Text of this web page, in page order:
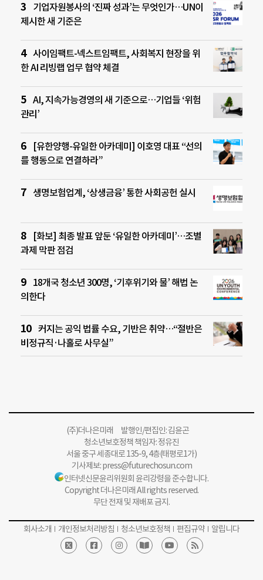
기업자원봉사의 ‘진짜 성과’는 무엇인가…UN이
제시한 새 기준은
사이임팩트-넥스트임팩트, 사회복지 현장을 위
한 AI 리빙랩 업무 협약 체결
AI, 지속가능경영의 새 기준으로…기업들 ‘위험
관리’
[유한양행-유일한 아카데미] 이호영 대표 “선의
를 행동으로 연결하라”
생명보험업계, ‘상생금융’ 통한 사회공헌 실시
[화보] 최종 발표 앞둔 ‘유일한 아카데미’…조별
과제 막판 점검
18개국 청소년 300명, ‘기후위기와 물’ 해법 논
의한다
커지는 공익 법률 수요, 기반은 취약…“절반은
비정규직·나홀로 사무실”
(주)더나은미래 발행인/편집인: 김윤곤
청소년보호정책 책임자: 정유진
서울 중구 세종대로 135-9, 4층(태평로1가)
기사제보:press@futurechosun.com
인터넷신문윤리위원회 윤리강령을 준수합니다.
Copyright 더나은미래 All rights reserved.
무단 전재 및 재배포 금지.
회사소개 개인정보처리방침 청소년보호정책 편집규약 알립니다